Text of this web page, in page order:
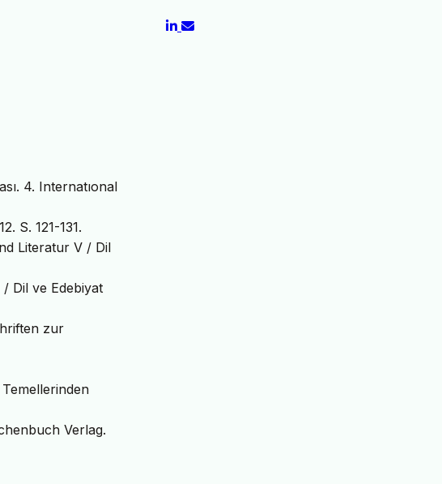
4. Internatıonal
S. 121-131.
Literatur V / Dil
Dil ve Edebiyat
zur
Temellerinden
Verlag.